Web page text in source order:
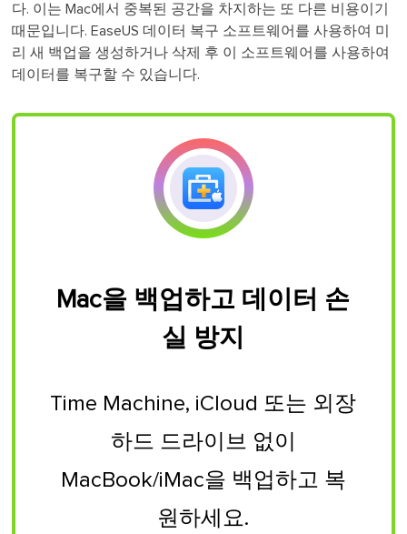
다. 이는 Mac에서 중복된 공간을 차지하는 또 다른 비용이기
때문입니다. EaseUS 데이터 복구 소프트웨어를 사용하여 미
리 새 백업을 생성하거나 삭제 후 이 소프트웨어를 사용하여
데이터를 복구할 수 있습니다.
Mac을 백업하고 데이터 손
실 방지
Time Machine, iCloud 또는 외장
하드 드라이브 없이
MacBook/iMac을 백업하고 복
원하세요.